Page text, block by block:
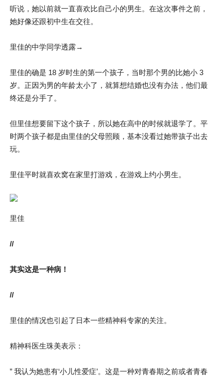
听说，她以前就一直喜欢比自己小的男生。在这次事件之前，
她好像还跟初中生在交往。
里佳的中学同学透露→
里佳的确是 18 岁时生的第一个孩子，当时那个男的比她小 3
岁。正因为男的年龄太小了，就算想结婚也没有办法，他们最
终还是分手了。
但里佳想要留下这个孩子，所以她在高中的时候就退学了。平
时两个孩子都是由里佳的父母照顾，基本没看过她带孩子出去
玩。
里佳平时就喜欢窝在家里打游戏，在游戏上约小男生。
里佳
//
其实这是一种病！
//
里佳的情况也引起了日本一些精神科专家的关注。
精神科医生珠美表示：
” 我认为她患有‘小儿性爱症’。这是一种对青春期之前或者青春